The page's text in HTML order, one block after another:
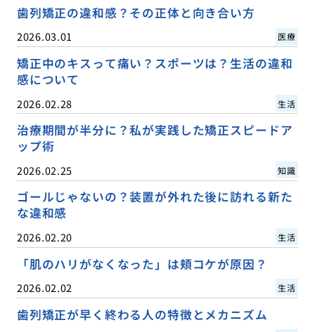
歯列矯正の違和感？その正体と向き合い方
2026.03.01 医療
矯正中のキスって痛い？スポーツは？生活の違和
感について
2026.02.28 生活
治療期間が半分に？私が実践した矯正スピードア
ップ術
2026.02.25 知識
ゴールじゃないの？装置が外れた後に訪れる新た
な違和感
2026.02.20 生活
「肌のハリがなくなった」は頬コケが原因？
2026.02.02 生活
歯列矯正が早く終わる人の特徴とメカニズム